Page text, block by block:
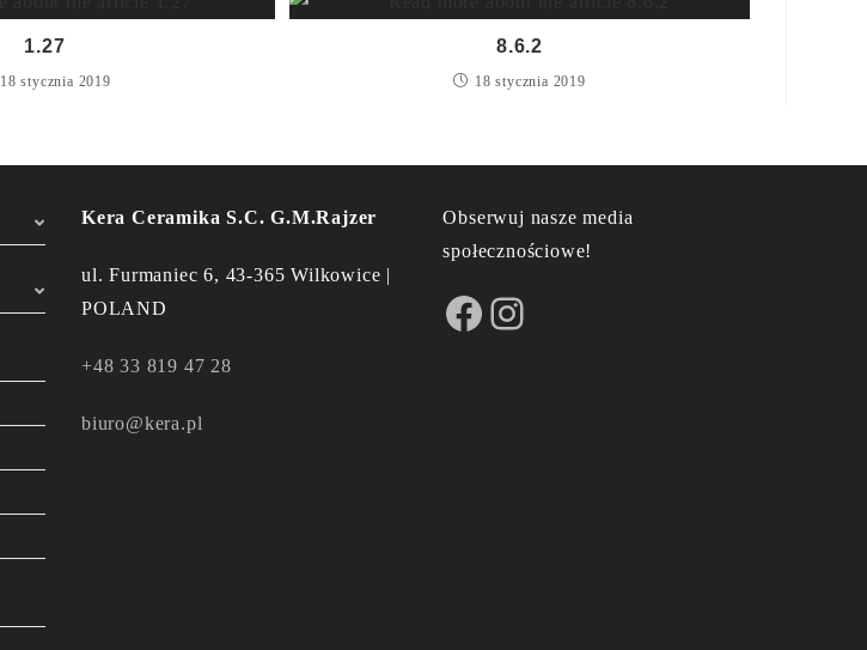
1.27
18 stycznia 2019
8.6.2
18 stycznia 2019
Kera Ceramika S.C. G.M.Rajzer
ul. Furmaniec 6, 43-365 Wilkowice |
POLAND
+48 33 819 47 28
biuro@kera.pl
Obserwuj nasze media
społecznościowe!